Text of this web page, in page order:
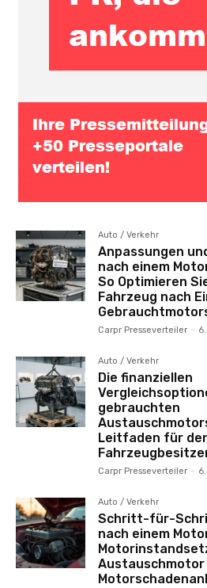
Auto / Verkehr
Anpassungen
nach einem
So Optimieren
Fahrzeug nach
Carpr Presseverteiler -
Auto / Verkehr
Die finanziellen
gebrauchten
Leitfaden für
Carpr Presseverteiler -
Auto / Verkehr
Schritt-für-
nach einem
Austauschmotor